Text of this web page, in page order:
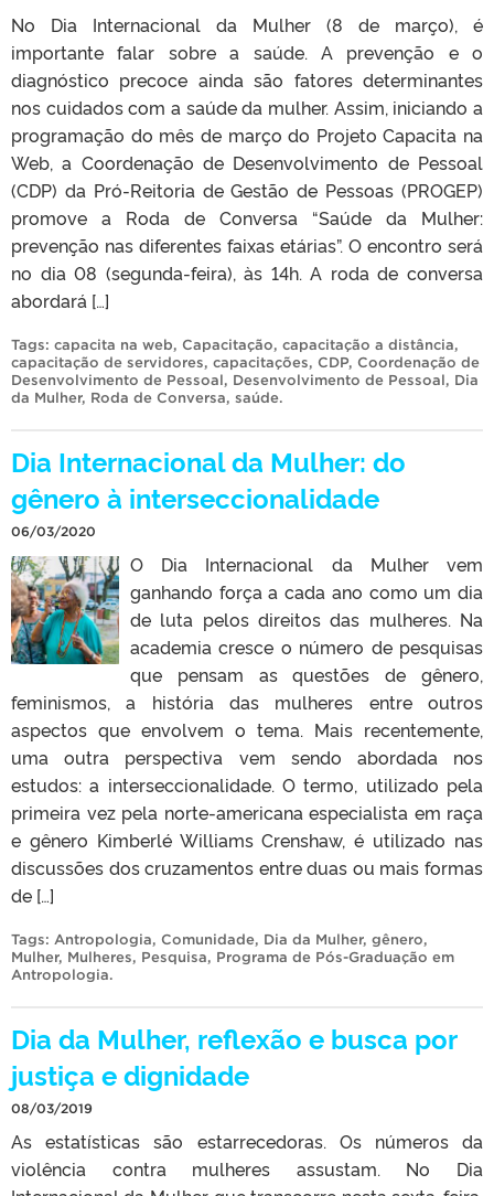
No Dia Internacional da Mulher (8 de março), é
importante falar sobre a saúde. A prevenção e o
diagnóstico precoce ainda são fatores determinantes
nos cuidados com a saúde da mulher. Assim, iniciando a
programação do mês de março do Projeto Capacita na
Web, a Coordenação de Desenvolvimento de Pessoal
(CDP) da Pró-Reitoria de Gestão de Pessoas (PROGEP)
promove a Roda de Conversa “Saúde da Mulher:
prevenção nas diferentes faixas etárias”. O encontro será
no dia 08 (segunda-feira), às 14h. A roda de conversa
abordará […]
Tags: capacita na web, Capacitação, capacitação a distância,
capacitação de servidores, capacitações, CDP, Coordenação de
Desenvolvimento de Pessoal, Desenvolvimento de Pessoal, Dia
da Mulher, Roda de Conversa, saúde.
Dia Internacional da Mulher: do
gênero à interseccionalidade
06/03/2020
O Dia Internacional da Mulher vem
ganhando força a cada ano como um dia
de luta pelos direitos das mulheres. Na
academia cresce o número de pesquisas
que pensam as questões de gênero,
feminismos, a história das mulheres entre outros
aspectos que envolvem o tema. Mais recentemente,
uma outra perspectiva vem sendo abordada nos
estudos: a interseccionalidade. O termo, utilizado pela
primeira vez pela norte-americana especialista em raça
e gênero Kimberlé Williams Crenshaw, é utilizado nas
discussões dos cruzamentos entre duas ou mais formas
de […]
Tags: Antropologia, Comunidade, Dia da Mulher, gênero,
Mulher, Mulheres, Pesquisa, Programa de Pós-Graduação em
Antropologia.
Dia da Mulher, reflexão e busca por
justiça e dignidade
08/03/2019
As estatísticas são estarrecedoras. Os números da
violência contra mulheres assustam. No Dia